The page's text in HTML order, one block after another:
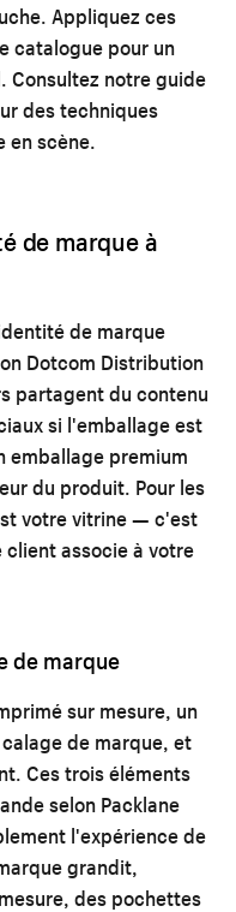
Appliquez ces
catalogue pour un
Consultez notreguide
des techniques
en scène.
de marque à
de marque
Dotcom Distribution
partagent du contenu
si l'emballage est
emballage premium
du produit. Pour les
votre vitrine — c'est
associe à votre
de marque
sur mesure, un
de marque, et
Ces trois éléments
selon Packlane
l'expérience de
grandit,
des pochettes